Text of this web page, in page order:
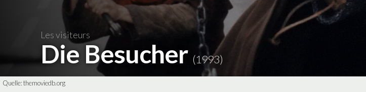
Les visiteurs
Die Besucher (1993)
Quelle:themoviedb.org